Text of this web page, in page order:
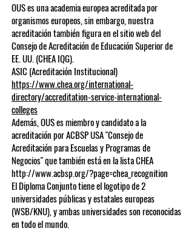
OUS es una academia europea acreditada por
organismos europeos, sin embargo, nuestra
acreditación también figura en el sitio web del
Consejo de Acreditación de Educación Superior de
EE. UU. (CHEA IQG).
ASIC (Acreditación Institucional)
https://www.chea.org/international-
directory/accreditation-service-international-
colleges
Además, OUS es miembro y candidato a la
acreditación por ACBSP USA "Consejo de
Acreditación para Escuelas y Programas de
Negocios" que también está en la lista CHEA
http://www.acbsp.org/?page=chea_recognition
El Diploma Conjunto tiene el logotipo de 2
universidades públicas y estatales europeas
(WSB/KNU), y ambas universidades son reconocidas
en todo el mundo.